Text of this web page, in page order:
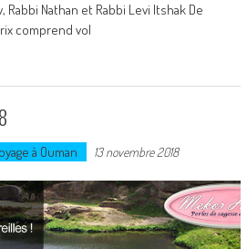
Rabbi Nathan et Rabbi Levi Itshak De
comprend vol
à Ouman 13 novembre 2018